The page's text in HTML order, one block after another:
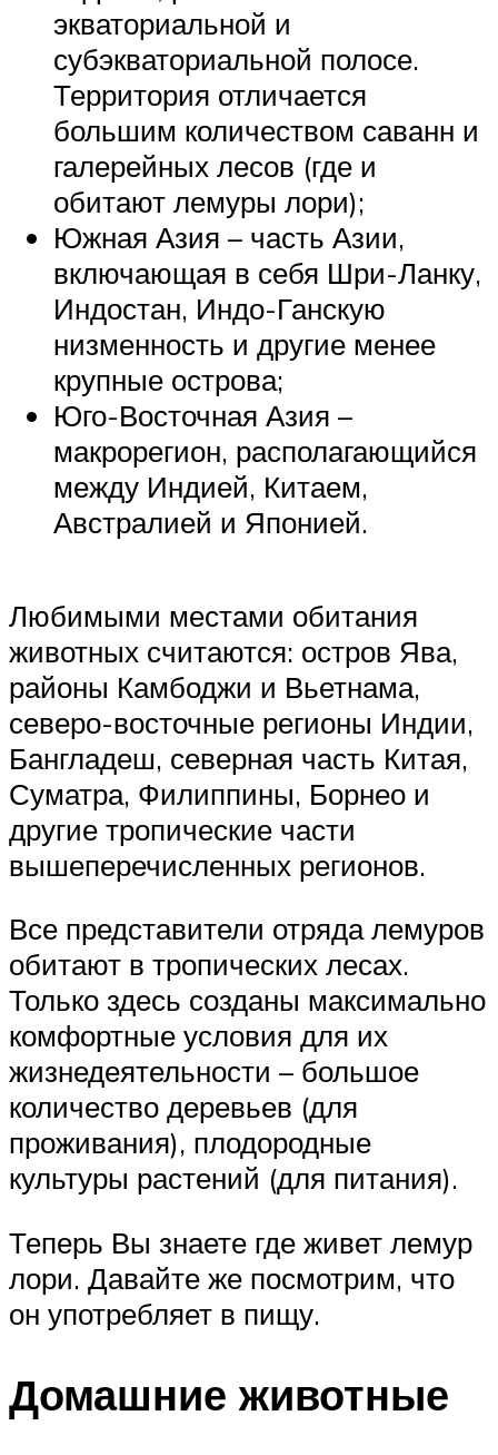
экваториальной и
субэкваториальной полосе.
Территория отличается
большим количеством саванн и
галерейных лесов (где и
обитают лемуры лори);
Южная Азия – часть Азии,
включающая в себя Шри-Ланку,
Индостан, Индо-Ганскую
низменность и другие менее
крупные острова;
Юго-Восточная Азия –
макрорегион, располагающийся
между Индией, Китаем,
Австралией и Японией.
Любимыми местами обитания
животных считаются: остров Ява,
районы Камбоджи и Вьетнама,
северо-восточные регионы Индии,
Бангладеш, северная часть Китая,
Суматра, Филиппины, Борнео и
другие тропические части
вышеперечисленных регионов.
Все представители отряда лемуров
обитают в тропических лесах.
Только здесь созданы максимально
комфортные условия для их
жизнедеятельности – большое
количество деревьев (для
проживания), плодородные
культуры растений (для питания).
Теперь Вы знаете где живет лемур
лори. Давайте же посмотрим, что
он употребляет в пищу.
Домашние животные